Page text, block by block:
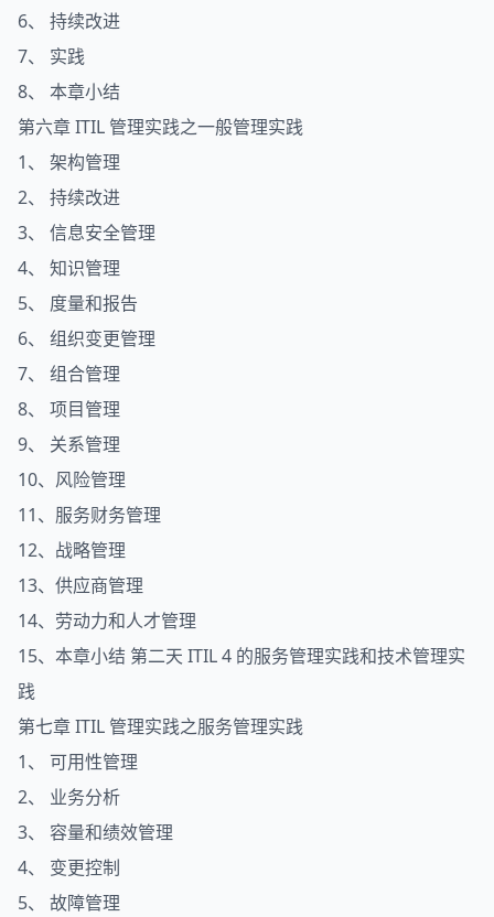
6、 持续改进
7、 实践
8、 本章小结
第六章 ITIL 管理实践之一般管理实践
1、 架构管理
2、 持续改进
3、 信息安全管理
4、 知识管理
5、 度量和报告
6、 组织变更管理
7、 组合管理
8、 项目管理
9、 关系管理
10、风险管理
11、服务财务管理
12、战略管理
13、供应商管理
14、劳动力和人才管理
15、本章小结 第二天 ITIL 4 的服务管理实践和技术管理实
践
第七章 ITIL 管理实践之服务管理实践
1、 可用性管理
2、 业务分析
3、 容量和绩效管理
4、 变更控制
5、 故障管理